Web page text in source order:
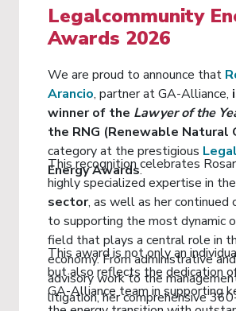
Legalcommunity
Awards 2026
We are proud to announce that
Arancio, partner at GA-Alliance,
winner of the Lawyer of the
the RNG (Renewable Natural
category at the prestigious
Energy Awards.
This recognition celebrates
highly specialized expertise in the
sector, as well as her continued
to supporting the most dynamic
field that plays a central role in
economy. From administrative
advisory work to the
litigation, her comprehensive
This award is not only an
but also reflects the dedication
GA-Alliance team in supporting